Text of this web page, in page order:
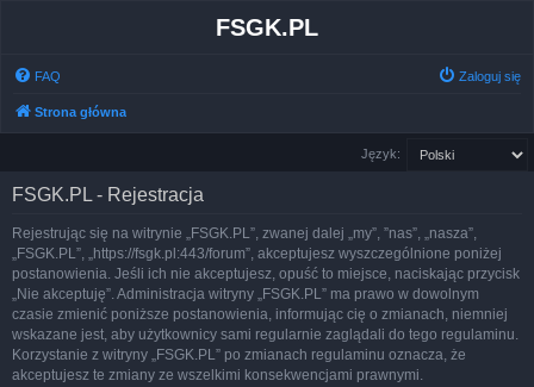
FSGK.PL
FAQ Zaloguj się
Strona główna
Język:
FSGK.PL - Rejestracja
Rejestrując się na witrynie „FSGK.PL”, zwanej dalej „my”, ”nas”, „nasza”,
„FSGK.PL”, „https://fsgk.pl:443/forum”, akceptujesz wyszczególnione poniżej
postanowienia. Jeśli ich nie akceptujesz, opuść to miejsce, naciskając przycisk
„Nie akceptuję”. Administracja witryny „FSGK.PL” ma prawo w dowolnym
czasie zmienić poniższe postanowienia, informując cię o zmianach, niemniej
wskazane jest, aby użytkownicy sami regularnie zaglądali do tego regulaminu.
Korzystanie z witryny „FSGK.PL” po zmianach regulaminu oznacza, że
akceptujesz te zmiany ze wszelkimi konsekwencjami prawnymi.